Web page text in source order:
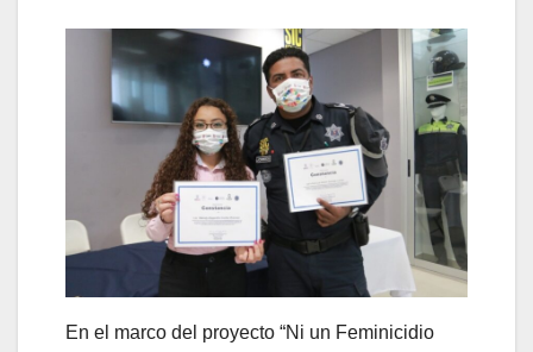
En el marco del proyecto “Ni un Feminicidio